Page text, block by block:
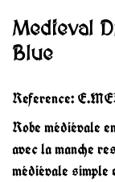
Medieval
Blue
Reference:
Robe médiévale
avec la manche
médiévale simple